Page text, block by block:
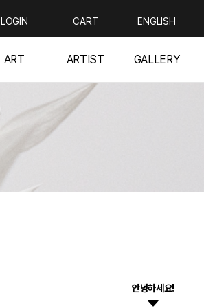
LOGIN CART ENGLISH
ART ARTIST GALLERY
안녕하세요!